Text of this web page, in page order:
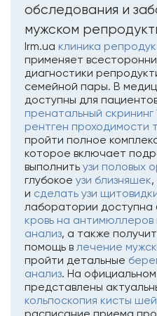
обследования и
мужском
Irm.ua клиника
применяет
диагностики
семейной пары. В
доступны для
пренатальный скрининг
рентген проходимости
пройти полное
которое включает
выполнить узи половых
глубокое узи близняшек,
и сделать узи
лаборатории доступна
кровь на антимюллеров
анализ, а также
помощь в лечение
пройти детальные
анализ. На
представлены
кольпоскопия кисты